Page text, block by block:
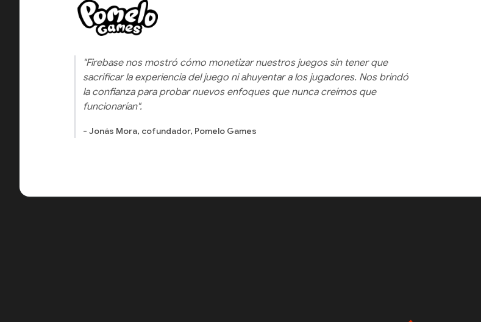
"Firebase nos mostró cómo monetizar nuestros juegos sin tener que
sacrificar la experiencia del juego ni ahuyentar a los jugadores. Nos brindó
la confianza para probar nuevos enfoques que nunca creímos que
funcionarían".
- Jonás Mora, cofundador, Pomelo Games